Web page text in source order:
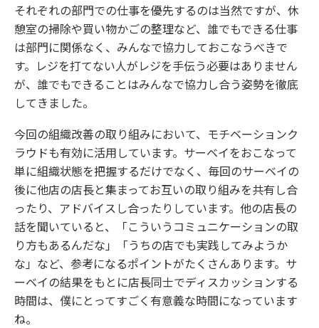
それぞれの部門での仕事を優先するのは当然ですが、休
憩室の掃除や買い物かごの整理など、誰でもできる仕事
は部門に関係なく、みんなで協力しておこなうべきで
す。レジを打てない人がレジを手伝う必要はありません
が、誰でもできることはみんなで協力し合う姿勢を徹底
してきました。
今回の組織改善の取り組みにおいて、モチベーションク
ラウドも有効に活用しています。サーベイをおこなって
単に組織状態を把握するだけでなく、毎回のサーベイの
後に他店の店長と集まってお互いの取り組みを共有し合
ったり、アドバイスし合ったりしています。他の店長の
話を聞いていると、「こういうコミュニケーションの取
り方もあるんだな」「うちの店でも実践してみようか
な」など、参考になるポイントがたくさんあります。サ
ーベイの結果をもとに店長同士でディスカッションする
時間は、僕にとってすごく有意義な時間になっています
ね。